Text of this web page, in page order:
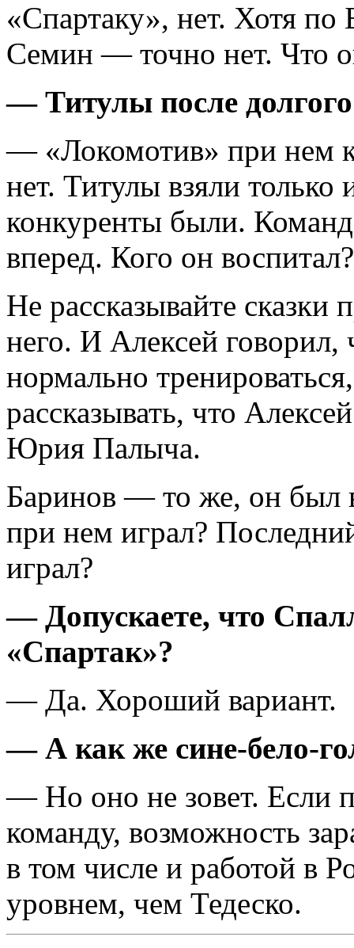
«Спартаку», нет. Хотя
Семин — точно нет. Что
— Титулы после
— «Локомотив» при нем
нет. Титулы взяли только
конкуренты были.
вперед. Кого он воспитал?
Не рассказывайте
него. И Алексей говорил,
нормально
рассказывать, что
Юрия Палыча.
Баринов — то же, он был
при нем играл?
играл?
— Допускаете, что
«Спартак»?
— Да. Хороший вариант.
— А как же сине-бело-
— Но оно не зовет. Если
команду, возможность
в том числе и работой в
уровнем, чем Тедеско.